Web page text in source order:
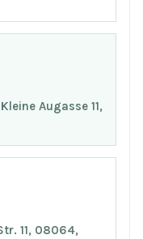
Augasse 11,
11, 08064,